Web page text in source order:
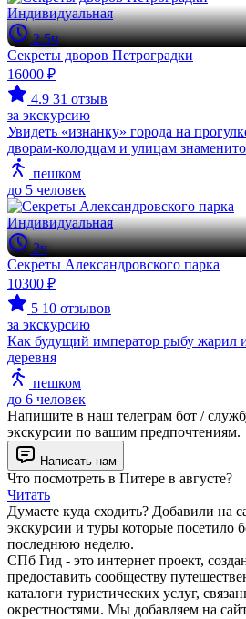
Индивидуальная
2.5ч
Секреты дворов Петроградки
16000 ₽
4.9 31 отзыв
за экскурсию
Увидеть «изнанку» города на
дворам-колодцам и улицам
пешком
до 5 человек
Индивидуальная
2ч
Секреты Александровского парка
10300 ₽
5 10 отзывов
за экскурсию
Как будущий император рыбу жарил
деревня
пешком
до 6 человек
Напишите в наш телеграм бот /
экскурсии по вашим предпочтениям.
Написать нам
Что посмотреть в Питере в августе?
Читать
Думаете куда сходить? Добавили на
экскурсии и туры которые посетило
последнюю неделю.
СПб Гид - это интернет проект,
предоставить сообществу
каталоги туристических услуг,
окрестностями. Мы добавляем на